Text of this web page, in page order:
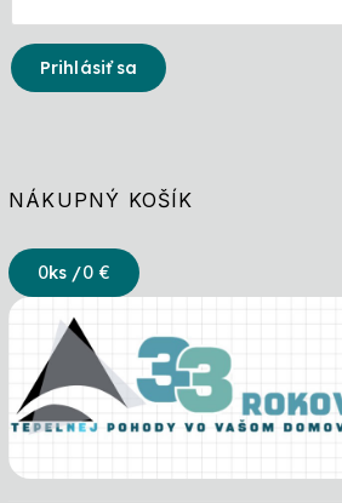
Prihlásiť sa
NÁKUPNÝ KOŠÍK
0ks /0 €